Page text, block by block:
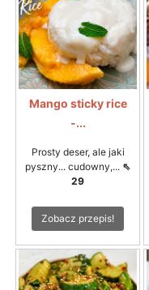
Mango sticky rice
-...
Prosty deser, ale jaki
pyszny... cudowny,... ⇖
29
Zobacz przepis!